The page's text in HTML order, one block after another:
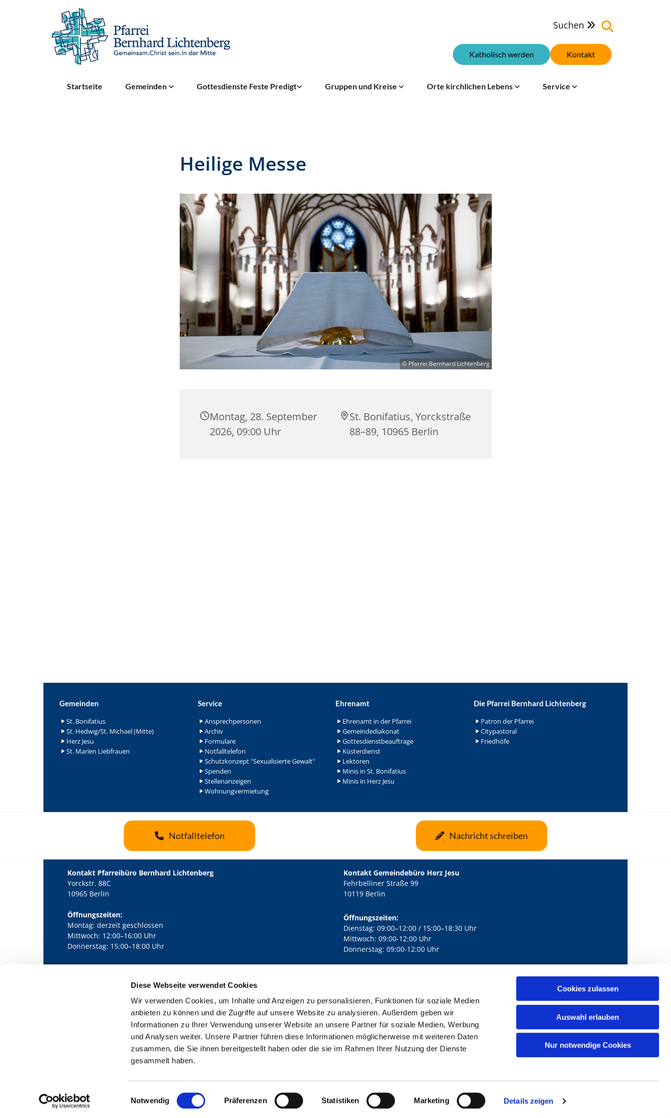
Diese Webseite verwendet Cookies
Wir verwenden Cookies, um Inhalte und Anzeigen zu personalisieren, Funktionen für soziale Medien
anbieten zu können und die Zugriffe auf unsere Website zu analysieren. Außerdem geben wir
Informationen zu Ihrer Verwendung unserer Website an unsere Partner für soziale Medien, Werbung
und Analysen weiter. Unsere Partner führen diese Informationen möglicherweise mit weiteren Daten
zusammen, die Sie ihnen bereitgestellt haben oder die sie im Rahmen Ihrer Nutzung der Dienste
gesammelt haben.
i
Notwendig Präferenzen Statistiken Marketing Details zeigen
Cookies zulassen
Auswahl erlauben
Nur notwendige Cookies
Suchen 
Kontakt
Katholisch werden
Startseite Gemeinden Gottesdienste Feste Predigt Gruppen und Kreise Orte kirchlichen Lebens Service
Heilige Messe
© Pfarrei Bernhard Lichtenberg
Montag, 28. September
2026, 09:00 Uhr
St. Bonifatius, Yorckstraße
88–89, 10965 Berlin
Gemeinden
St. Bonifatius
St. Hedwig/St. Michael (Mitte)
Herz Jesu
St. Marien Liebfrauen
Service
Ansprechpersonen
Archiv
Formulare
Notfalltelefon
Schutzkonzept "Sexualisierte Gewalt"
Spenden
Stellenanzeigen
Wohnungvermietung
Ehrenamt
Ehrenamt in der Pfarrei
Gemeindediakonat
Gottesdienstbeauftrage
Küsterdienst
Lektoren
Minis in St. Bonifatius
Minis in Herz Jesu
Die Pfarrei Bernhard Lichtenberg
Patron der Pfarrei
Citypastoral
Friedhöfe
Notfalltelefon Nachricht schreiben
Kontakt Pfarreibüro Bernhard Lichtenberg
Yorckstr. 88C
10965 Berlin
Öffnungszeiten:
Montag: derzeit geschlossen
Mittwoch: 12:00–16:00 Uhr
Donnerstag: 15:00–18:00 Uhr
Kontakt Gemeindebüro Herz Jesu
Fehrbelliner Straße 99
10119 Berlin
Öffnungszeiten:
Dienstag: 09:00–12:00 / 15:00–18:30 Uhr
Mittwoch: 09:00-12:00 Uhr
Donnerstag: 09:00-12:00 Uhr
Kath. Kirchengemeinde Pfarrei Bernhard Lichtenberg Berlin-Mitte · Yorckstr. 88C, 10965 Berlin mail@bernhard-lichtenberg.berlin
Kontaktinformationen Impressum